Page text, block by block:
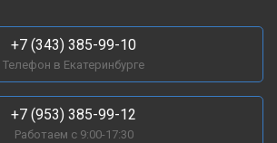
+7 (343) 385-99-10
Телефон в Екатеринбурге
+7 (953) 385-99-12
Работаем с 9:00-17:30